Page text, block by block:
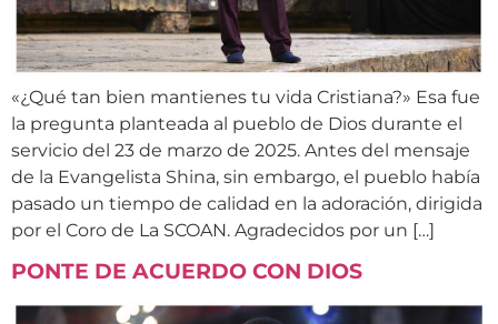
«¿Qué tan bien mantienes tu vida Cristiana?» Esa fue
la pregunta planteada al pueblo de Dios durante el
servicio del 23 de marzo de 2025. Antes del mensaje
de la Evangelista Shina, sin embargo, el pueblo había
pasado un tiempo de calidad en la adoración, dirigida
por el Coro de La SCOAN. Agradecidos por un […]
PONTE DE ACUERDO CON DIOS